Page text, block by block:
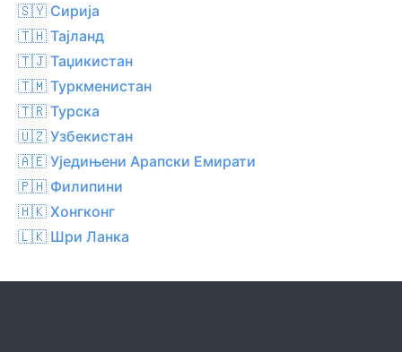
🇸🇾 Сирија
🇹🇭 Тајланд
🇹🇯 Таџикистан
🇹🇲 Туркменистан
🇹🇷 Турска
🇺🇿 Узбекистан
🇦🇪 Уједињени Арапски Емирати
🇵🇭 Филипини
🇭🇰 Хонгконг
🇱🇰 Шри Ланка